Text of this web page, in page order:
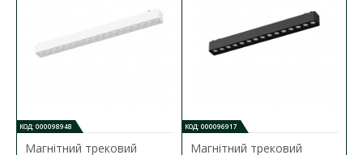
ДО КОШИКА
КОД: 000098948
Магнітний трековий
КОД: 000096917
Магнітний трековий